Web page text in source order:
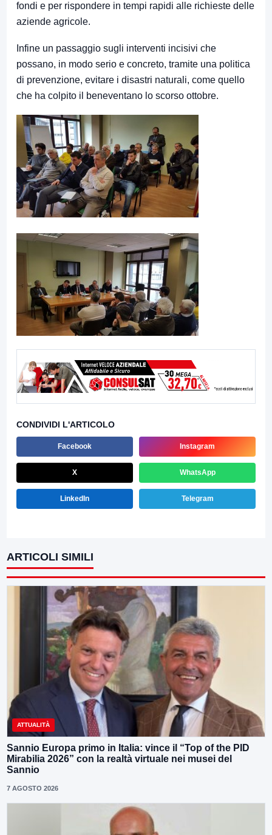
fondi e per rispondere in tempi rapidi alle richieste delle
aziende agricole.
Infine un passaggio sugli interventi incisivi che
possano, in modo serio e concreto, tramite una politica
di prevenzione, evitare i disastri naturali, come quello
che ha colpito il beneventano lo scorso ottobre.
CONDIVIDI L'ARTICOLO
Facebook Instagram
X WhatsApp
LinkedIn Telegram
ARTICOLI SIMILI
ATTUALITÀ
Sannio Europa primo in Italia: vince il “Top of the PID
Mirabilia 2026” con la realtà virtuale nei musei del
Sannio
7 AGOSTO 2026